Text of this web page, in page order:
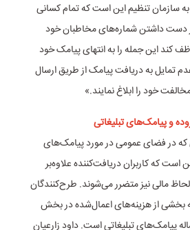
سازمان تنظیم این است که تمام کسانی
در دست داشتن شماره‌های مخاطبان خود
کند این جمله را به انتهای پیامک خود
تمایل به دریافت پیامک از طریق ارسال
خود را ابلاغ نمایند.»
و پیامک‌های تبلیغاتی
که در فضای عمومی در مورد پیامک‌های
که کاربران دریافت‌کننده علاوه‌بر
مالی نیز متضرر می‌شوند. طرح‌کنندگان
بخشی از هزینه‌های اعمال‌شده در بخش
پیامک‌های تبلیغاتی است. داود زارعیان